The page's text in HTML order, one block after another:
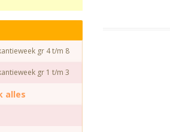
gr 4 t/m 8
gr 1 t/m 3
alles